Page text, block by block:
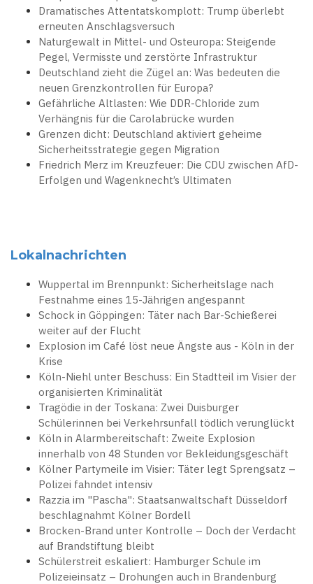
Dramatisches Attentatskomplott: Trump überlebt
erneuten Anschlagsversuch
Naturgewalt in Mittel- und Osteuropa: Steigende
Pegel, Vermisste und zerstörte Infrastruktur
Deutschland zieht die Zügel an: Was bedeuten die
neuen Grenzkontrollen für Europa?
Gefährliche Altlasten: Wie DDR-Chloride zum
Verhängnis für die Carolabrücke wurden
Grenzen dicht: Deutschland aktiviert geheime
Sicherheitsstrategie gegen Migration
Friedrich Merz im Kreuzfeuer: Die CDU zwischen AfD-
Erfolgen und Wagenknecht’s Ultimaten
Lokalnachrichten
Wuppertal im Brennpunkt: Sicherheitslage nach
Festnahme eines 15-Jährigen angespannt
Schock in Göppingen: Täter nach Bar-Schießerei
weiter auf der Flucht
Explosion im Café löst neue Ängste aus - Köln in der
Krise
Köln-Niehl unter Beschuss: Ein Stadtteil im Visier der
organisierten Kriminalität
Tragödie in der Toskana: Zwei Duisburger
Schülerinnen bei Verkehrsunfall tödlich verunglückt
Köln in Alarmbereitschaft: Zweite Explosion
innerhalb von 48 Stunden vor Bekleidungsgeschäft
Kölner Partymeile im Visier: Täter legt Sprengsatz –
Polizei fahndet intensiv
Razzia im "Pascha": Staatsanwaltschaft Düsseldorf
beschlagnahmt Kölner Bordell
Brocken-Brand unter Kontrolle – Doch der Verdacht
auf Brandstiftung bleibt
Schülerstreit eskaliert: Hamburger Schule im
Polizeieinsatz – Drohungen auch in Brandenburg